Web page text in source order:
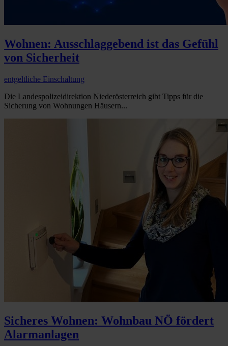
Wohnen: Ausschlaggebend ist das Gefühl
von Sicherheit
entgeltliche Einschaltung
Die Landespolizeidirektion Niederösterreich gibt Tipps für die
Sicherung von Wohnungen Häusern...
Sicheres Wohnen: Wohnbau NÖ fördert
Alarmanlagen